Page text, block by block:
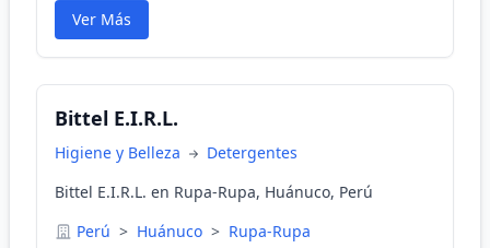
Ver Más
Bittel E.I.R.L.
Higiene y Belleza
Detergentes
Bittel E.I.R.L. en Rupa-Rupa, Huánuco, Perú
Perú > Huánuco > Rupa-Rupa